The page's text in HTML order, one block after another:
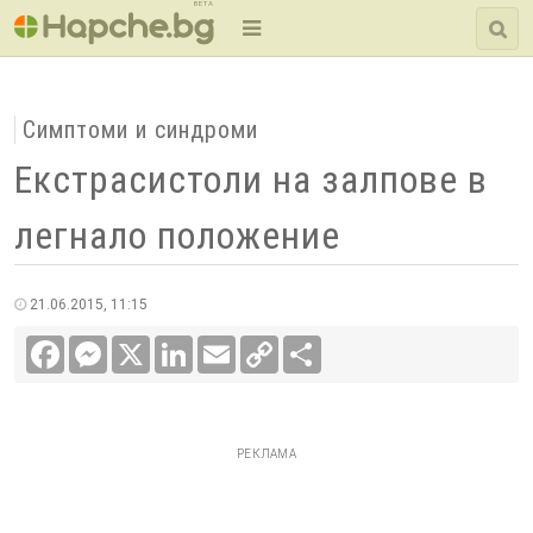
BETA
Симптоми и синдроми
Екстрасистоли на залпове в
легнало положение
21.06.2015, 11:15
FacebookMessenger LinkedInEmail
Copy
Link
РЕКЛАМА